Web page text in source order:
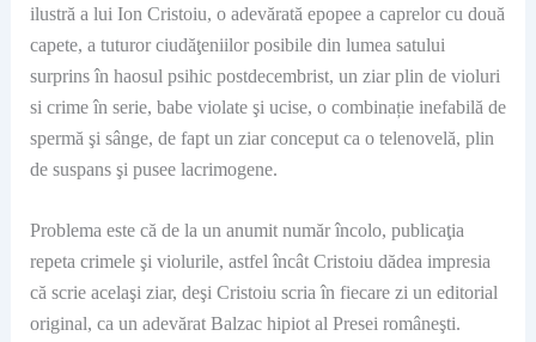
ilustră a lui Ion Cristoiu, o adevărată epopee a caprelor cu două
capete, a tuturor ciudăţeniilor posibile din lumea satului
surprins în haosul psihic postdecembrist, un ziar plin de violuri
si crime în serie, babe violate şi ucise, o combinație inefabilă de
spermă şi sânge, de fapt un ziar conceput ca o telenovelă, plin
de suspans şi pusee lacrimogene.
Problema este că de la un anumit număr încolo, publicaţia
repeta crimele şi violurile, astfel încât Cristoiu dădea impresia
că scrie acelaşi ziar, deşi Cristoiu scria în fiecare zi un editorial
original, ca un adevărat Balzac hipiot al Presei româneşti.